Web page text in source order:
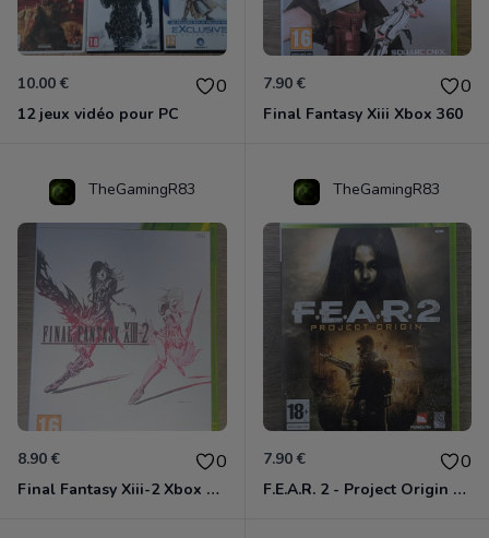
10.00 € 0
12 jeux vidéo pour PC
7.90 € 0
Final Fantasy Xiii Xbox 360
TheGamingR83
8.90 € 0
Final Fantasy Xiii-2 Xbox 360
TheGamingR83
7.90 € 0
F.E.A.R. 2 - Project Origin Xbox 360